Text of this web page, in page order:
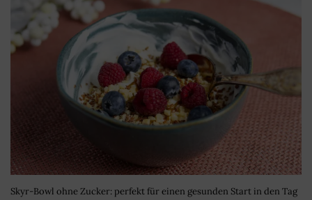
Skyr-Bowl ohne Zucker: perfekt für einen gesunden Start in den Tag